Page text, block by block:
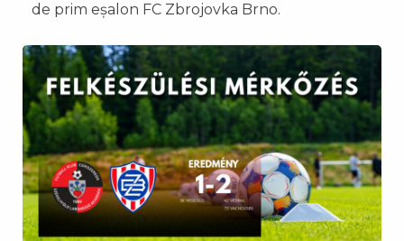
de prim eșalon FC Zbrojovka Brno.